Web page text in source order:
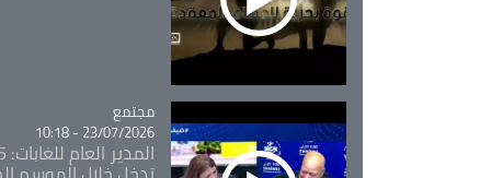
Catégorie
مجتمع
23/07/2026 - 10:18